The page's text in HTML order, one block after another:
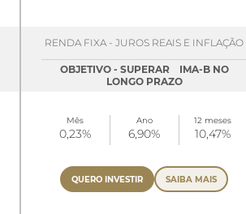
RENDA FIXA - JUROS REAIS E INFLAÇÃO
OBJETIVO - SUPERAR IMA-B NO
LONGO PRAZO
Mês
0,23%
Ano
6,90%
12 meses
10,47%
QUERO INVESTIR SAIBA MAIS